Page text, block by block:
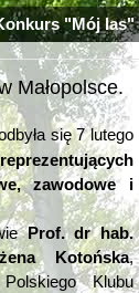
"Mój las"
Małopolsce.
się 7 lutego
zawodowe i
Prof. dr hab.
Kotońska,
Klubu